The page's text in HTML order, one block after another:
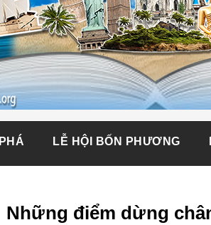
LỄ HỘI BỐN PHƯƠNG
Những điểm dừng